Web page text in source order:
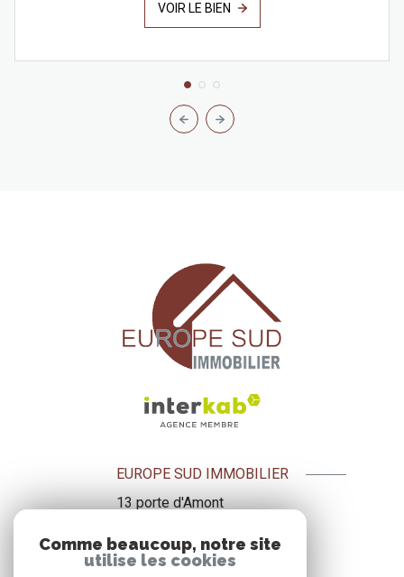
VOIR LE BIEN
EUROPE SUD IMMOBILIER
13 porte d'Amont
+33 5 61 69 34 68
+33 6 72 47 10 13
Comme beaucoup, notre site
utilise les cookies